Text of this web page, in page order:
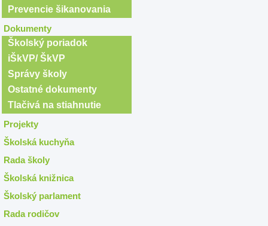
Prevencie šikanovania
Dokumenty
Školský poriadok
iŠkVP/ ŠkVP
Správy školy
Ostatné dokumenty
Tlačivá na stiahnutie
Projekty
Školská kuchyňa
Rada školy
Školská knižnica
Školský parlament
Rada rodičov